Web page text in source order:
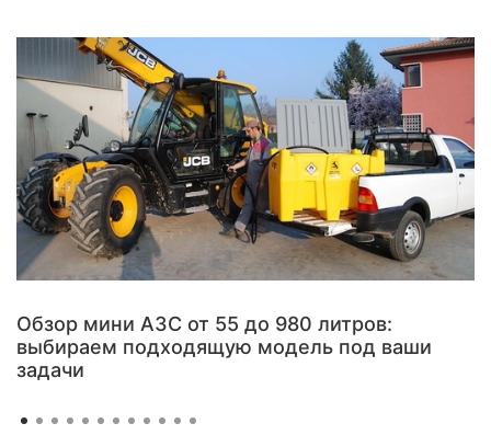
Обзор мини АЗС от 55 до 980 литров:
выбираем подходящую модель под ваши
задачи